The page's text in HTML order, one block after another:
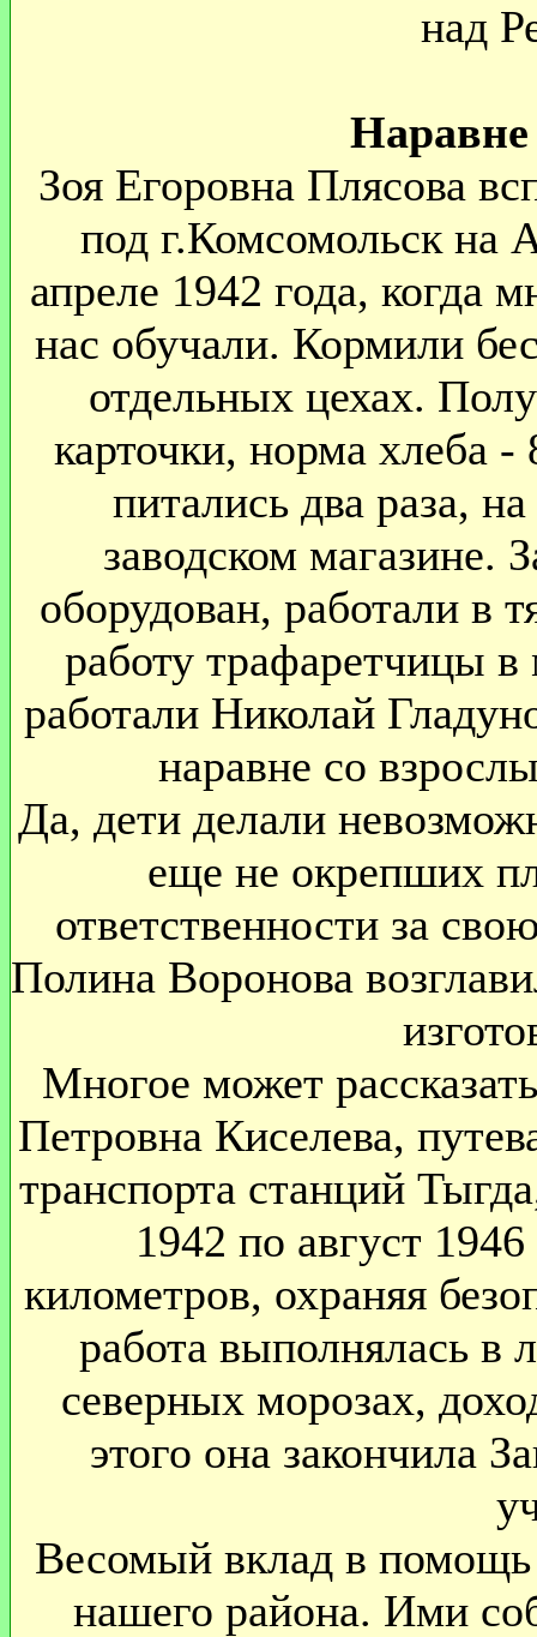
над
Зоя Егоровна Плясова
под г.Комсомольск на
апреле 1942 года, когда
нас обучали. Кормили
отдельных цехах.
карточки, норма хлеба
питались два раза,
заводском магазине.
оборудован, работали в
работу трафаретчицы
работали Николай
наравне со
Да, дети делали
еще не окрепших
ответственности за
Полина Воронова
Многое может
Петровна Киселева,
транспорта станций
1942 по август
километров, охраняя
работа выполнялась
северных морозах,
этого она закончила
Весомый вклад в
нашего района. Ими